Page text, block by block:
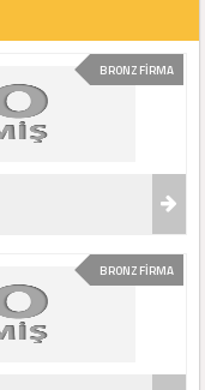
BRONZ FİRMA
BRONZ FİRMA